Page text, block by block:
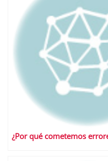
¿Por qué cometemos